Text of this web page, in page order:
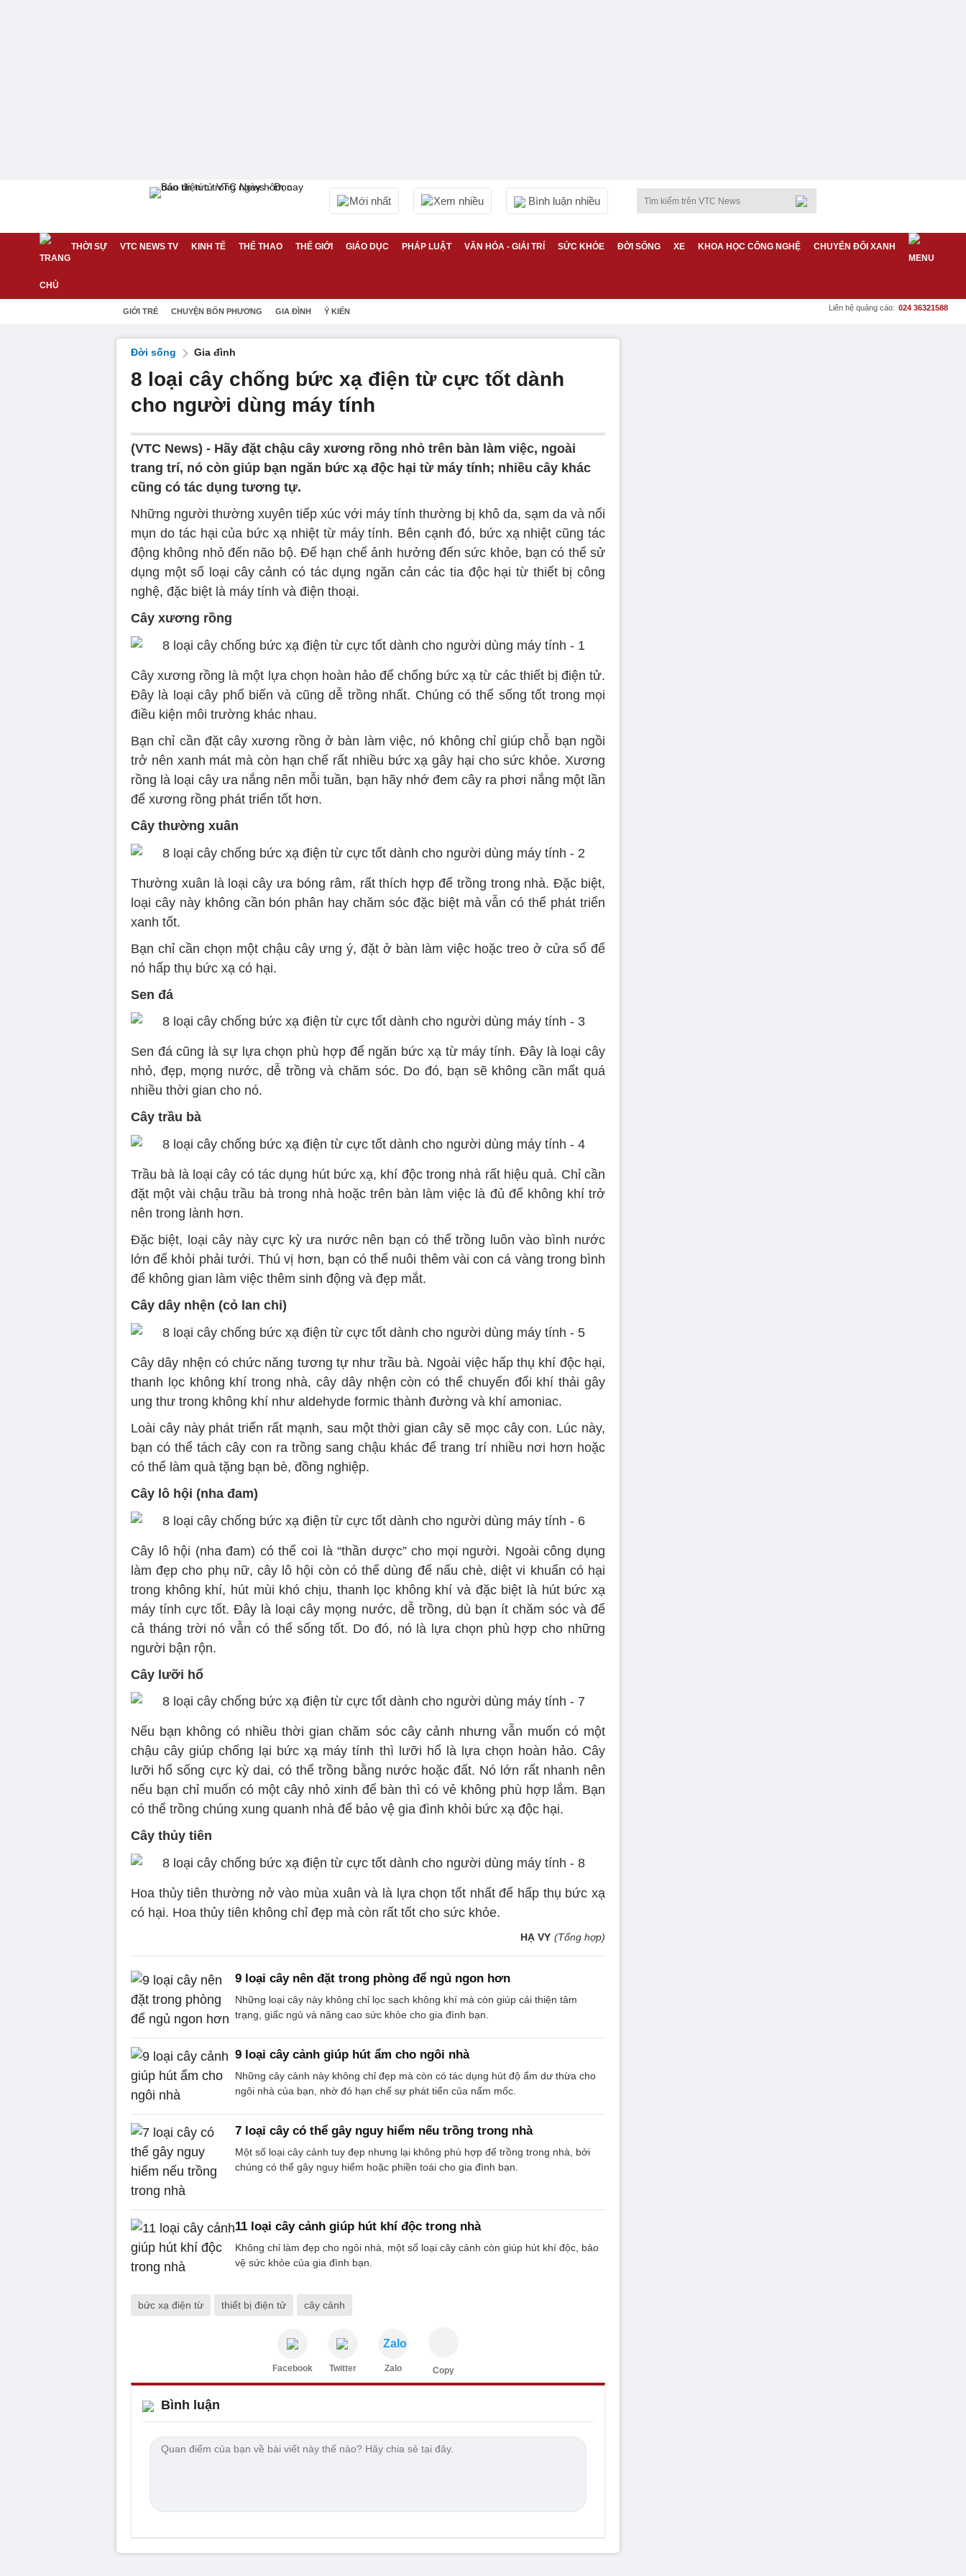
Mới nhất Xem nhiều Bình luận nhiều
THỜI SỰ VTC NEWS TV KINH TẾ THỂ THAO THẾ GIỚI GIÁO DỤC PHÁP LUẬT VĂN HÓA - GIẢI TRÍ SỨC KHỎE ĐỜI SỐNG XE KHOA HỌC CÔNG NGHỆ CHUYỂN ĐỔI XANH
GIỚI TRẺ CHUYỆN BỐN PHƯƠNG GIA ĐÌNH Ý KIẾN Liên hệ quảng cáo: 024 36321588
Đời sống Gia đình
8 loại cây chống bức xạ điện từ cực tốt dành
cho người dùng máy tính
(VTC News) - Hãy đặt chậu cây xương rồng nhỏ trên bàn làm việc, ngoài
trang trí, nó còn giúp bạn ngăn bức xạ độc hại từ máy tính; nhiều cây khác
cũng có tác dụng tương tự.
Những người thường xuyên tiếp xúc với máy tính thường bị khô da, sạm da và nổi
mụn do tác hại của bức xạ nhiệt từ máy tính. Bên cạnh đó, bức xạ nhiệt cũng tác
động không nhỏ đến não bộ. Để hạn chế ảnh hưởng đến sức khỏe, bạn có thể sử
dụng một số loại cây cảnh có tác dụng ngăn cản các tia độc hại từ thiết bị công
nghệ, đặc biệt là máy tính và điện thoại.
Cây xương rồng
Cây xương rồng là một lựa chọn hoàn hảo để chống bức xạ từ các thiết bị điện tử.
Đây là loại cây phổ biến và cũng dễ trồng nhất. Chúng có thể sống tốt trong mọi
điều kiện môi trường khác nhau.
Bạn chỉ cần đặt cây xương rồng ở bàn làm việc, nó không chỉ giúp chỗ bạn ngồi
trở nên xanh mát mà còn hạn chế rất nhiều bức xạ gây hại cho sức khỏe. Xương
rồng là loại cây ưa nắng nên mỗi tuần, bạn hãy nhớ đem cây ra phơi nắng một lần
để xương rồng phát triển tốt hơn.
Cây thường xuân
Thường xuân là loại cây ưa bóng râm, rất thích hợp để trồng trong nhà. Đặc biệt,
loại cây này không cần bón phân hay chăm sóc đặc biệt mà vẫn có thể phát triển
xanh tốt.
Bạn chỉ cần chọn một chậu cây ưng ý, đặt ở bàn làm việc hoặc treo ở cửa sổ để
nó hấp thụ bức xạ có hại.
Sen đá
Sen đá cũng là sự lựa chọn phù hợp để ngăn bức xạ từ máy tính. Đây là loại cây
nhỏ, đẹp, mọng nước, dễ trồng và chăm sóc. Do đó, bạn sẽ không cần mất quá
nhiều thời gian cho nó.
Cây trầu bà
Trầu bà là loại cây có tác dụng hút bức xạ, khí độc trong nhà rất hiệu quả. Chỉ cần
đặt một vài chậu trầu bà trong nhà hoặc trên bàn làm việc là đủ để không khí trở
nên trong lành hơn.
Đặc biệt, loại cây này cực kỳ ưa nước nên bạn có thể trồng luôn vào bình nước
lớn để khỏi phải tưới. Thú vị hơn, bạn có thể nuôi thêm vài con cá vàng trong bình
để không gian làm việc thêm sinh động và đẹp mắt.
Cây dây nhện (cỏ lan chi)
Cây dây nhện có chức năng tương tự như trầu bà. Ngoài việc hấp thụ khí độc hại,
thanh lọc không khí trong nhà, cây dây nhện còn có thể chuyển đổi khí thải gây
ung thư trong không khí như aldehyde formic thành đường và khí amoniac.
Loài cây này phát triển rất mạnh, sau một thời gian cây sẽ mọc cây con. Lúc này,
bạn có thể tách cây con ra trồng sang chậu khác để trang trí nhiều nơi hơn hoặc
có thể làm quà tặng bạn bè, đồng nghiệp.
Cây lô hội (nha đam)
Cây lô hội (nha đam) có thể coi là “thần dược” cho mọi người. Ngoài công dụng
làm đẹp cho phụ nữ, cây lô hội còn có thể dùng để nấu chè, diệt vi khuẩn có hại
trong không khí, hút mùi khó chịu, thanh lọc không khí và đặc biệt là hút bức xạ
máy tính cực tốt. Đây là loại cây mọng nước, dễ trồng, dù bạn ít chăm sóc và để
cả tháng trời nó vẫn có thể sống tốt. Do đó, nó là lựa chọn phù hợp cho những
người bận rộn.
Cây lưỡi hổ
Nếu bạn không có nhiều thời gian chăm sóc cây cảnh nhưng vẫn muốn có một
chậu cây giúp chống lại bức xạ máy tính thì lưỡi hổ là lựa chọn hoàn hảo. Cây
lưỡi hổ sống cực kỳ dai, có thể trồng bằng nước hoặc đất. Nó lớn rất nhanh nên
nếu bạn chỉ muốn có một cây nhỏ xinh để bàn thì có vẻ không phù hợp lắm. Bạn
có thể trồng chúng xung quanh nhà để bảo vệ gia đình khỏi bức xạ độc hại.
Cây thủy tiên
Hoa thủy tiên thường nở vào mùa xuân và là lựa chọn tốt nhất để hấp thụ bức xạ
có hại. Hoa thủy tiên không chỉ đẹp mà còn rất tốt cho sức khỏe.
HẠ VY (Tổng hợp)
9 loại cây nên đặt trong phòng để ngủ ngon hơn
Những loại cây này không chỉ lọc sạch không khí mà còn giúp cải thiện tâm
trạng, giấc ngủ và nâng cao sức khỏe cho gia đình bạn.
9 loại cây cảnh giúp hút ẩm cho ngôi nhà
Những cây cảnh này không chỉ đẹp mà còn có tác dụng hút độ ẩm dư thừa cho
ngôi nhà của bạn, nhờ đó hạn chế sự phát tiển của nấm mốc.
7 loại cây có thể gây nguy hiểm nếu trồng trong nhà
Một số loại cây cảnh tuy đẹp nhưng lại không phù hợp để trồng trong nhà, bởi
chúng có thể gây nguy hiểm hoặc phiền toái cho gia đình bạn.
11 loại cây cảnh giúp hút khí độc trong nhà
Không chỉ làm đẹp cho ngôi nhà, một số loại cây cảnh còn giúp hút khí độc, bảo
vệ sức khỏe của gia đình bạn.
bức xạ điện từ thiết bị điện tử cây cảnh
Facebook Twitter
Zalo
Zalo Copy
Bình luận